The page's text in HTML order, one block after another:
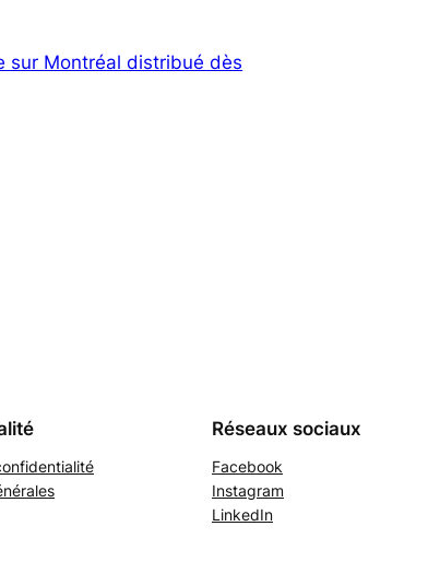
sur Montréal distribué dès
Réseaux sociaux
Facebook
Instagram
LinkedIn